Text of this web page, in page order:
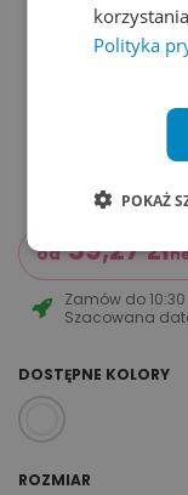
od 59,27zł
Zamów do 10:30
Szacowana
DOSTĘPNE KOLORY
ROZMIAR
Polityka
POKAŻ